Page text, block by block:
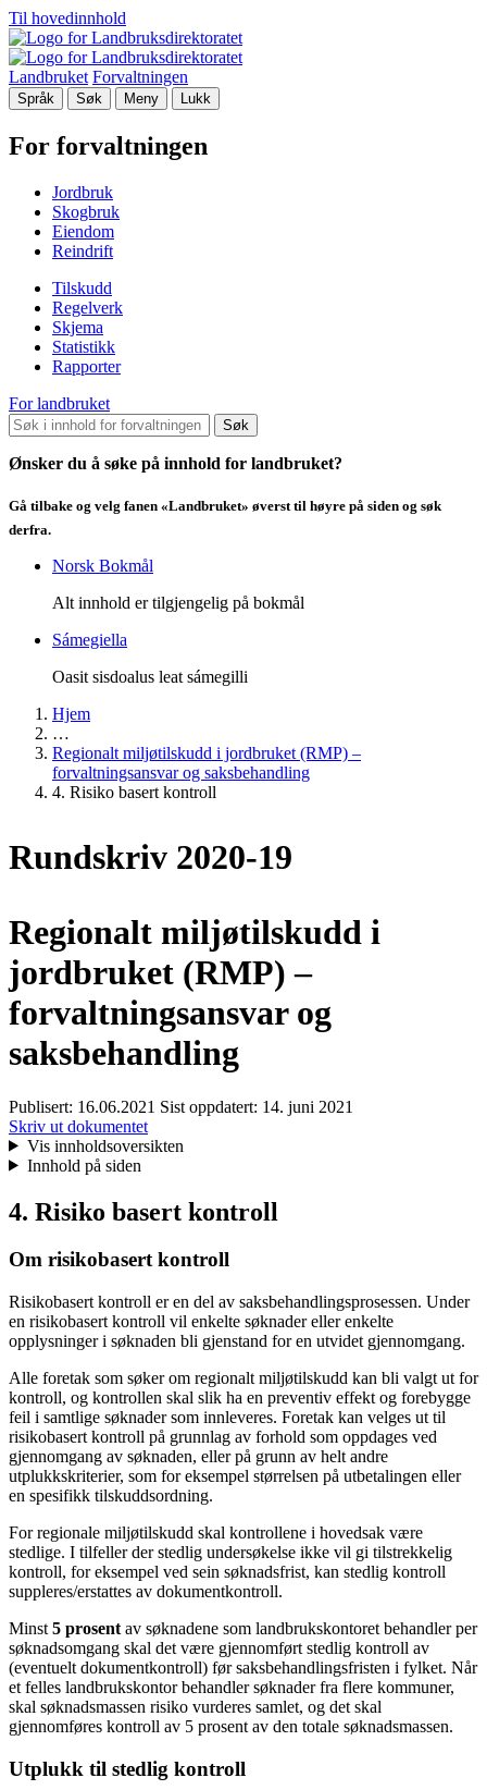
Til hovedinnhold
Landbruket Forvaltningen
Språk Søk Meny Lukk
For forvaltningen
Jordbruk
Skogbruk
Eiendom
Reindrift
Tilskudd
Regelverk
Skjema
Statistikk
Rapporter
For landbruket
Søk
Ønsker du å søke på innhold for landbruket?
Gå tilbake og velg fanen «Landbruket» øverst til høyre på siden og søk
derfra.
Norsk Bokmål
Alt innhold er tilgjengelig på bokmål
Sámegiella
Oasit sisdoalus leat sámegilli
Hjem
…
Regionalt miljøtilskudd i jordbruket (RMP) –
forvaltningsansvar og saksbehandling
4. Risiko basert kontroll
Rundskriv 2020-19
Regionalt miljøtilskudd i
jordbruket (RMP) –
forvaltningsansvar og
saksbehandling
Publisert: 16.06.2021 Sist oppdatert: 14. juni 2021
Skriv ut dokumentet
Vis innholdsoversikten
Innhold på siden
4. Risiko basert kontroll
Om risikobasert kontroll
Risikobasert kontroll er en del av saksbehandlingsprosessen. Under
en risikobasert kontroll vil enkelte søknader eller enkelte
opplysninger i søknaden bli gjenstand for en utvidet gjennomgang.
Alle foretak som søker om regionalt miljøtilskudd kan bli valgt ut for
kontroll, og kontrollen skal slik ha en preventiv effekt og forebygge
feil i samtlige søknader som innleveres. Foretak kan velges ut til
risikobasert kontroll på grunnlag av forhold som oppdages ved
gjennomgang av søknaden, eller på grunn av helt andre
utplukkskriterier, som for eksempel størrelsen på utbetalingen eller
en spesifikk tilskuddsordning.
For regionale miljøtilskudd skal kontrollene i hovedsak være
stedlige. I tilfeller der stedlig undersøkelse ikke vil gi tilstrekkelig
kontroll, for eksempel ved sein søknadsfrist, kan stedlig kontroll
suppleres/erstattes av dokumentkontroll.
Minst 5 prosent av søknadene som landbrukskontoret behandler per
søknadsomgang skal det være gjennomført stedlig kontroll av
(eventuelt dokumentkontroll) før saksbehandlingsfristen i fylket. Når
et felles landbrukskontor behandler søknader fra flere kommuner,
skal søknadsmassen risiko vurderes samlet, og det skal
gjennomføres kontroll av 5 prosent av den totale søknadsmassen.
Utplukk til stedlig kontroll